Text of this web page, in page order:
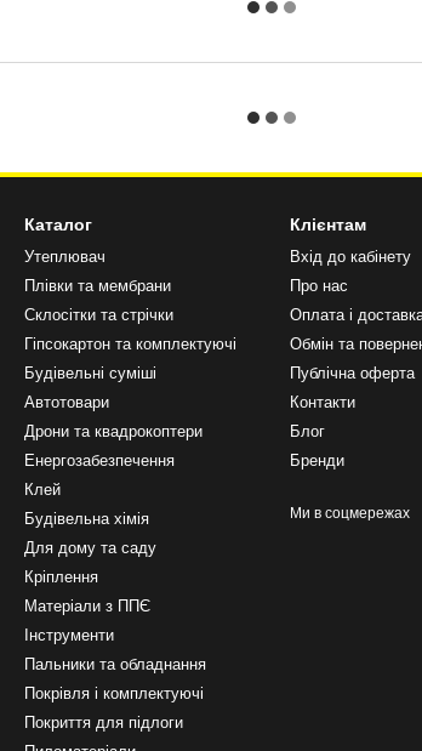
Каталог
Утеплювач
Плівки та мембрани
Склосітки та стрічки
Гіпсокартон та комплектуючі
Будівельні суміші
Автотовари
Дрони та квадрокоптери
Енергозабезпечення
Клей
Будівельна хімія
Для дому та саду
Кріплення
Матеріали з ППЄ
Інструменти
Пальники та обладнання
Покрівля і комплектуючі
Покриття для підлоги
Клієнтам
Вхід до кабінету
Про нас
Оплата і
Обмін та
Публічна оферта
Контакти
Блог
Бренди
Ми в соцмережах